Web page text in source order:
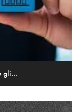
gli...